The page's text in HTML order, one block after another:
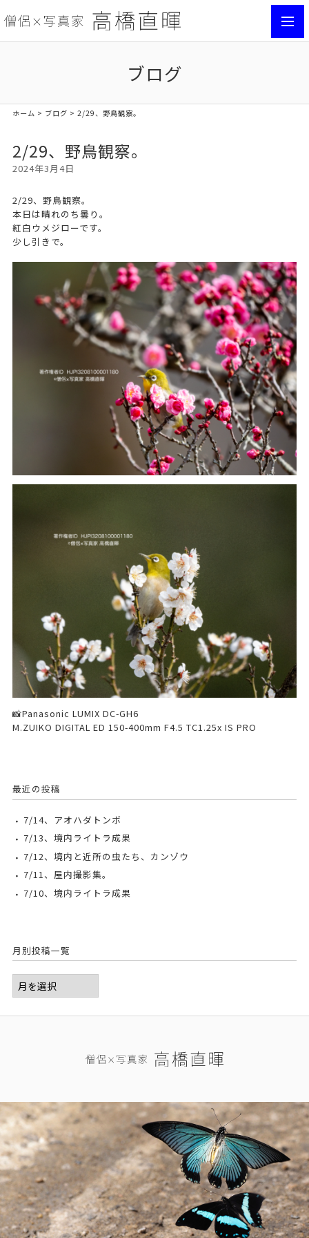
ブログ
ホーム > ブログ > 2/29、野鳥観察。
2/29、野鳥観察。
2024年3月4日
2/29、野鳥観察。
本日は晴れのち曇り。
紅白ウメジローです。
少し引きで。
📸Panasonic LUMIX DC-GH6
M.ZUIKO DIGITAL ED 150-400mm F4.5 TC1.25x IS PRO
最近の投稿
7/14、アオハダトンボ
7/13、境内ライトラ成果
7/12、境内と近所の虫たち、カンゾウ
7/11、屋内撮影集。
7/10、境内ライトラ成果
月別投稿一覧